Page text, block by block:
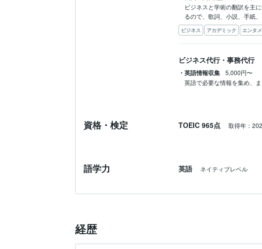
ビジネスと学術の翻訳を主
るので、歌詞、小説、手紙
ビジネス アカデミック エンタメ
ビジネス代行・事務代行
・英語情報収集
5,000円〜
英語で必要な情報を集め、ま
資格・検定 TOEIC 965点 取得年：
語学力 英語 ネイティブレベル
経歴